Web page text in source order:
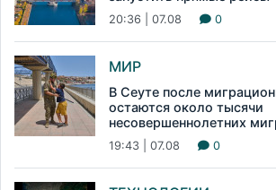
20:36 | 07.08 0
МИР
В Сеуте после
остаются около тысячи
несовершеннолетних
19:43 | 07.08 0